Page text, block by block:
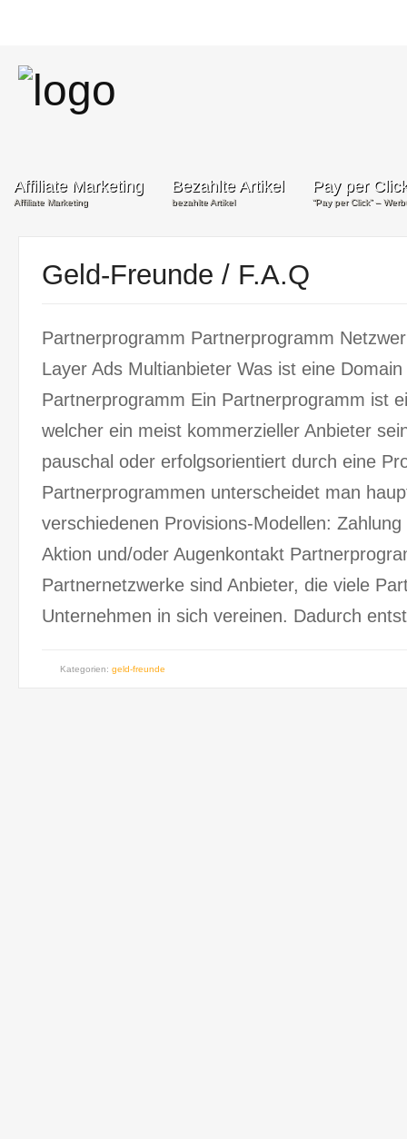
Affiliate Marketing
Affiliate Marketing
Bezahlte Artikel
bezahlte Artikel
Pay per
“Pay per Click” –
Geld-Freunde / F.A.Q
Partnerprogramm Partnerprogramm
Layer Ads Multianbieter Was ist eine
Partnerprogramm Ein Partnerprogramm ist
welcher ein meist kommerzieller Anbieter
pauschal oder erfolgsorientiert durch eine
Partnerprogrammen unterscheidet man
verschiedenen Provisions-Modellen:
Aktion und/oder Augenkontakt
Partnernetzwerke sind Anbieter, die viele
Unternehmen in sich vereinen. Dadurch
Kategorien: geld-freunde